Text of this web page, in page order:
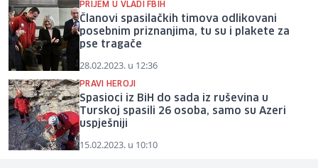
PRIJEM U VLADI FBIH
Članovi spasilačkih timova odlikovani
posebnim priznanjima, tu su i plakete za
pse tragače
28.02.2023. u 12:36
PRAVI HEROJI
Spasioci iz BiH do sada iz ruševina u
Turskoj spasili 26 osoba, samo su Azeri
uspješniji
15.02.2023. u 10:10